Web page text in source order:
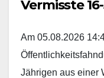
Vermisste
Am 05.08.2026
Jährigen aus einer